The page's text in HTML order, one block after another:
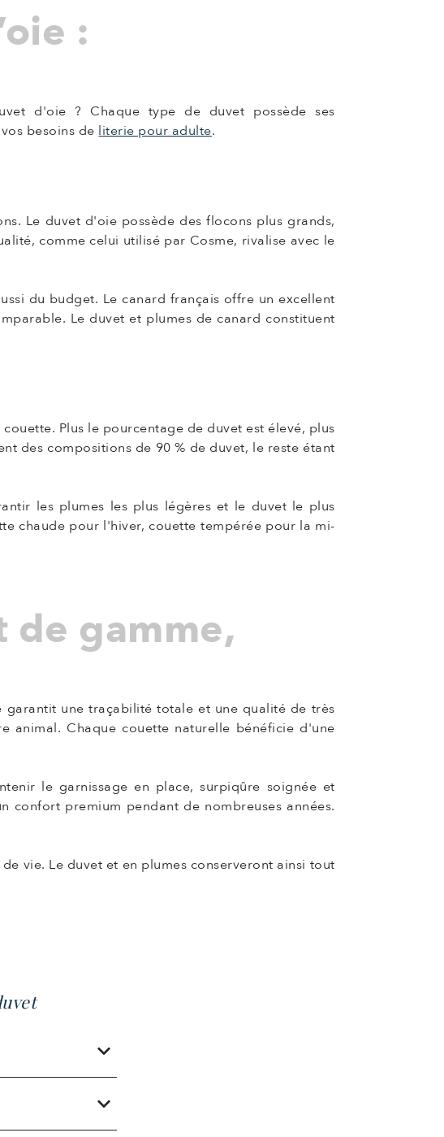
:
d'oie ? Chaque type de duvet possède ses
besoins de literie pour adulte.
Le duvet d'oie possède des flocons plus grands,
comme celui utilisé par Cosme, rivalise avec le
du budget. Le canard français offre un excellent
Le duvet et plumes de canard constituent
Plus le pourcentage de duvet est élevé, plus
des compositions de 90 % de duvet, le reste étant
les plumes les plus légères et le duvet le plus
chaude pour l'hiver, couette tempérée pour la mi-
de gamme,
garantit une traçabilité totale et une qualité de très
animal. Chaque couette naturelle bénéficie d'une
le garnissage en place, surpiqûre soignée et
confort premium pendant de nombreuses années.
vie. Le duvet et en plumes conserveront ainsi tout
keyboard_arrow_down
keyboard_arrow_down